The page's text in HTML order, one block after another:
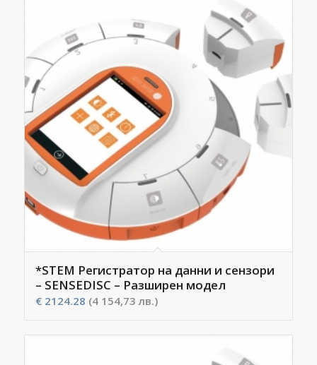
*STEM Регистратор на данни и сензори
– SENSEDISC – Разширен модел
€2124.28 (4 154,73 лв.)